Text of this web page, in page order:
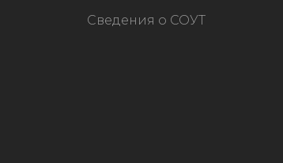
Сведения о СОУТ